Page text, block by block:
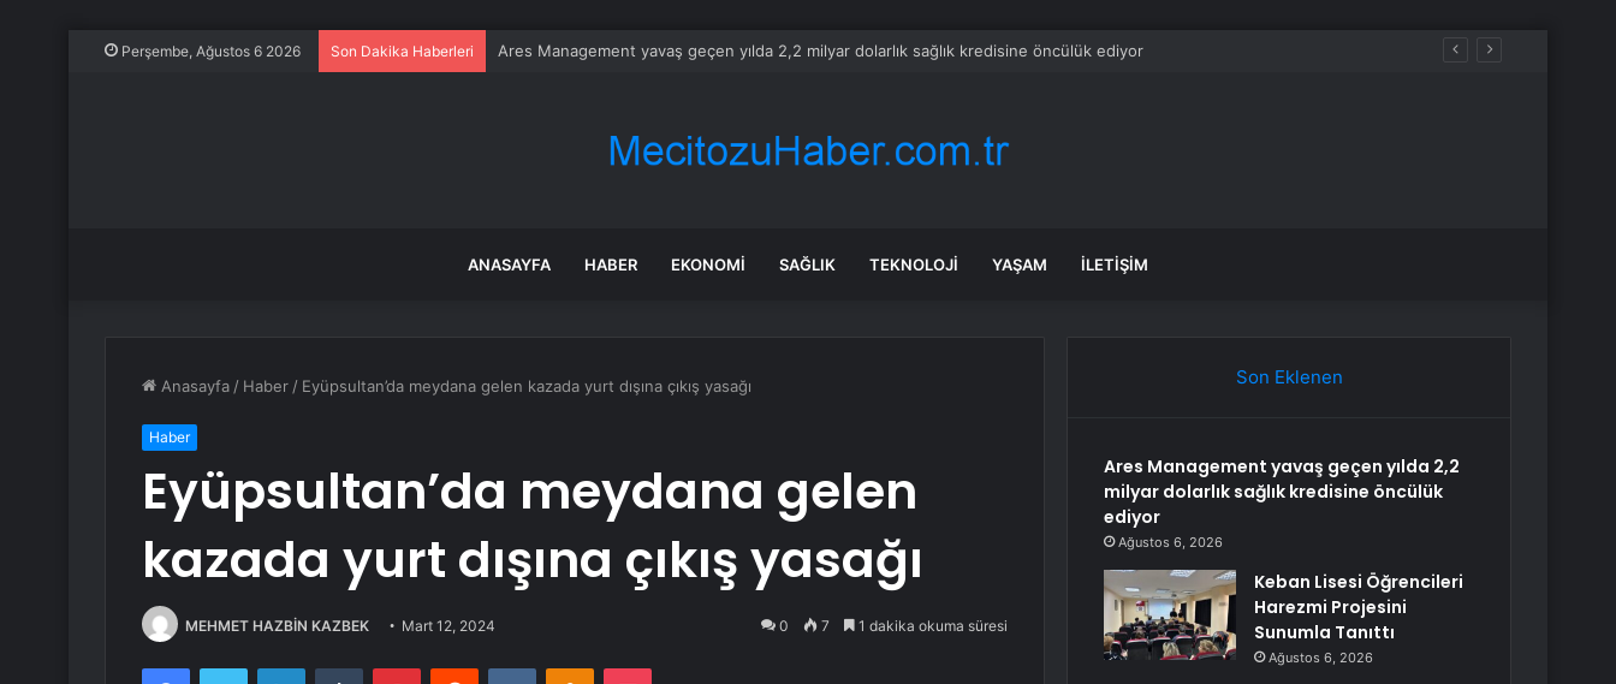
Perşembe, Ağustos 6 2026 Son Dakika Haberleri Keban Lisesi Öğrencileri Harezmi Projesini Sunumla Tanıttı
ANASAYFA HABER EKONOMI SAĞLIK TEKNOLOJI YAŞAM İLETIŞIM
Anasayfa / Haber / Eyüpsultan’da meydana gelen kazada yurt dışına çıkış yasağı
Haber
Eyüpsultan’da meydana gelen
kazada yurt dışına çıkış yasağı
MEHMET HAZBİN KAZBEK Mart 12, 2024 0 7 1 dakika okuma süresi
FacebookTwitter LinkedInTumblr PinterestReddit VKontakteOdnoklassniki
Pocket
Son Eklenen
Ares Management yavaş geçen yılda 2,2
milyar dolarlık sağlık kredisine öncülük
ediyor
Ağustos 6, 2026
Keban Lisesi Öğrencileri
Harezmi Projesini
Sunumla Tanıttı
Ağustos 6, 2026